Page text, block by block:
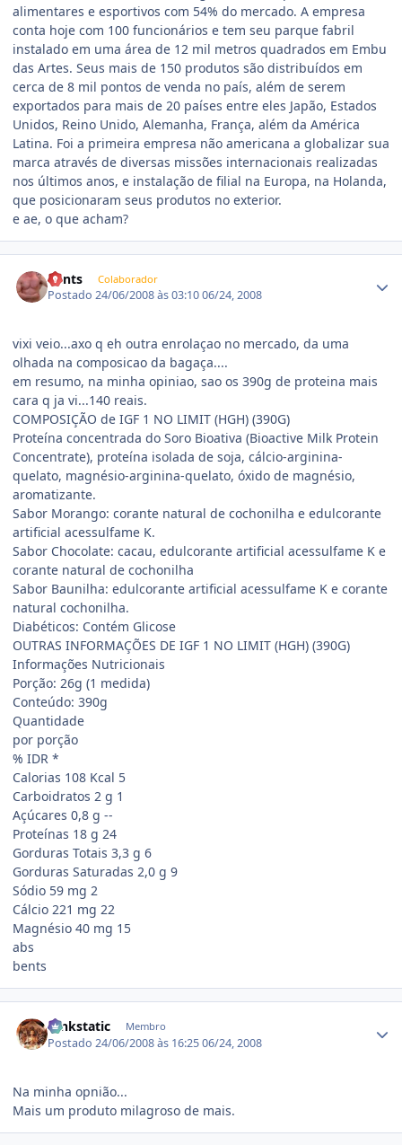
alimentares e esportivos com 54% do mercado. A empresa
conta hoje com 100 funcionários e tem seu parque fabril
instalado em uma área de 12 mil metros quadrados em Embu
das Artes. Seus mais de 150 produtos são distribuídos em
cerca de 8 mil pontos de venda no país, além de serem
exportados para mais de 20 países entre eles Japão, Estados
Unidos, Reino Unido, Alemanha, França, além da América
Latina. Foi a primeira empresa não americana a globalizar sua
marca através de diversas missões internacionais realizadas
nos últimos anos, e instalação de filial na Europa, na Holanda,
que posicionaram seus produtos no exterior.
e ae, o que acham?
Bents Colaborador
Postado24/06/2008 às 03:1006/24, 2008
vixi veio...axo q eh outra enrolaçao no mercado, da uma
olhada na composicao da bagaça....
em resumo, na minha opiniao, sao os 390g de proteina mais
cara q ja vi...140 reais.
COMPOSIÇÃO de IGF 1 NO LIMIT (HGH) (390G)
Proteína concentrada do Soro Bioativa (Bioactive Milk Protein
Concentrate), proteína isolada de soja, cálcio-arginina-
quelato, magnésio-arginina-quelato, óxido de magnésio,
aromatizante.
Sabor Morango: corante natural de cochonilha e edulcorante
artificial acessulfame K.
Sabor Chocolate: cacau, edulcorante artificial acessulfame K e
corante natural de cochonilha
Sabor Baunilha: edulcorante artificial acessulfame K e corante
natural cochonilha.
Diabéticos: Contém Glicose
OUTRAS INFORMAÇÕES DE IGF 1 NO LIMIT (HGH) (390G)
Informações Nutricionais
Porção: 26g (1 medida)
Conteúdo: 390g
Quantidade
por porção
% IDR *
Calorias 108 Kcal 5
Carboidratos 2 g 1
Açúcares 0,8 g --
Proteínas 18 g 24
Gorduras Totais 3,3 g 6
Gorduras Saturadas 2,0 g 9
Sódio 59 mg 2
Cálcio 221 mg 22
Magnésio 40 mg 15
abs
bents
funkstatic Membro
Postado24/06/2008 às 16:2506/24, 2008
Na minha opnião...
Mais um produto milagroso de mais.